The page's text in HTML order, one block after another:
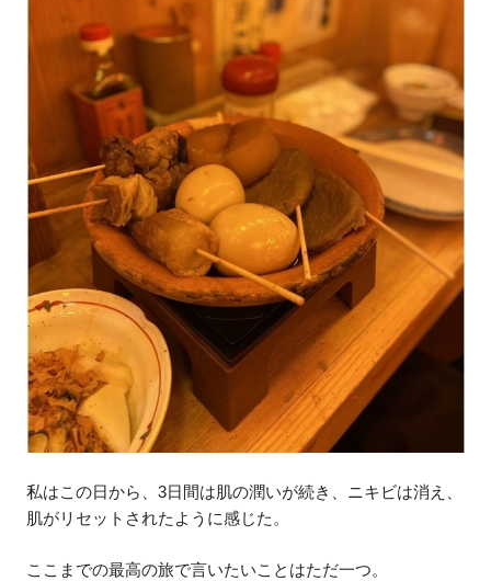
私はこの日から、3日間は肌の潤いが続き、ニキビは消え、
肌がリセットされたように感じた。
ここまでの最高の旅で言いたいことはただ一つ。